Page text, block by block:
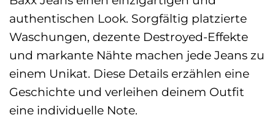
authentischen Look. Sorgfältig platzierte
Waschungen, dezente Destroyed-Effekte
und markante Nähte machen jede Jeans zu
einem Unikat. Diese Details erzählen eine
Geschichte und verleihen deinem Outfit
eine individuelle Note.